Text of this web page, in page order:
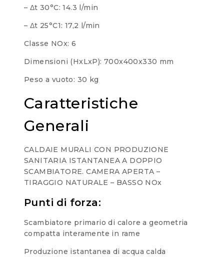
– Δt 30°C: 14.3 l/min
– Δt 25°C1: 17,2 l/min
Classe NOx: 6
Dimensioni (HxLxP): 700x400x330 mm
Peso a vuoto: 30 kg
Caratteristiche
Generali
CALDAIE MURALI CON PRODUZIONE
SANITARIA ISTANTANEA A DOPPIO
SCAMBIATORE. CAMERA APERTA –
TIRAGGIO NATURALE – BASSO NOx
Punti di forza:
Scambiatore primario di calore a geometria
compatta interamente in rame
Produzione istantanea di acqua calda